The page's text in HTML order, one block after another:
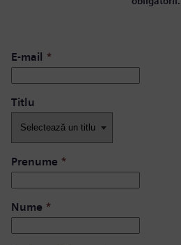
E-mail *
Titlu
Prenume *
Nume *